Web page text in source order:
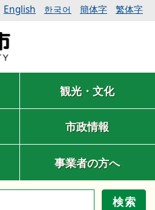
English 한국어 簡体字 繁体字
観光・文化
市政情報
事業者の方へ
検索